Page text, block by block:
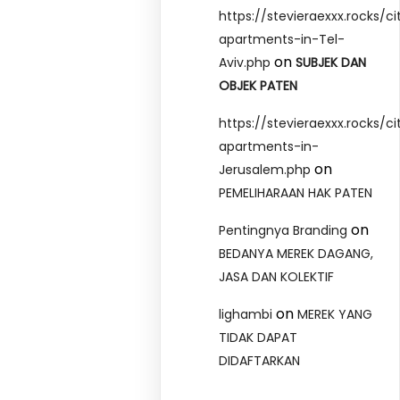
https://stevieraexxx.rocks/
apartments-in-Tel-
Aviv.php onSUBJEK DAN
OBJEK PATEN
https://stevieraexxx.rocks/
apartments-in-
Jerusalem.php on
PEMELIHARAAN HAK PATEN
Pentingnya Branding on
BEDANYA MEREK DAGANG,
JASA DAN KOLEKTIF
lighambi onMEREK YANG
TIDAK DAPAT
DIDAFTARKAN